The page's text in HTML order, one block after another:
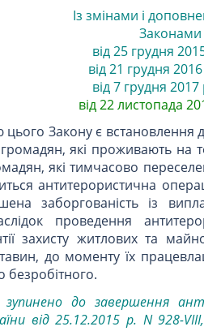
Із змінами і
Законами
від 25 грудня
від 21 грудня
від 7 грудня
від 22 листопада
Закону є встановлення
які проживають на
які тимчасово
антитерористична
заборгованість із
проведення
захисту житлових та
до моменту їх
безробітного.
до завершення
від 25.12.2015 р. N 928-VIII